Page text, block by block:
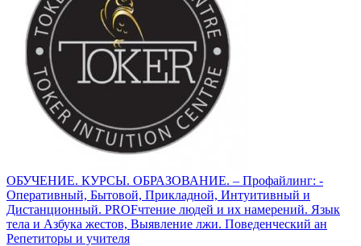
ОБУЧЕНИЕ. КУРСЫ. ОБРАЗОВАНИЕ. – Профайлинг: -
Оперативный, Бытовой, Прикладной, Интуитивный и
Дистанционный. PROFчтение людей и их намерений. Язык
тела и Азбука жестов, Выявление лжи. Поведенческий ан
Репетиторы и учителя